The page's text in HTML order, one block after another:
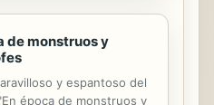
Además proporciona
sobre la personalidad de
su relación con los
influencia del
de monstruos y
y espantoso del
época de monstruos y